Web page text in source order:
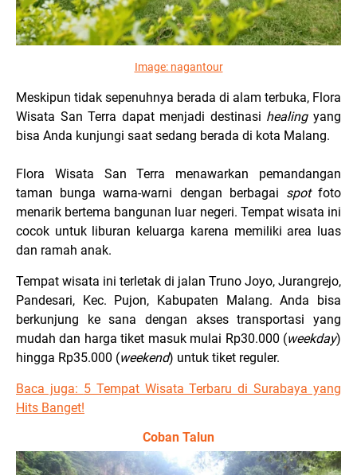
Image: nagantour
Meskipun tidak sepenuhnya berada di alam terbuka, Flora
Wisata San Terra dapat menjadi destinasi healingyang
bisa Anda kunjungi saat sedang berada di kota Malang.
Flora Wisata San Terra menawarkan pemandangan
taman bunga warna-warni dengan berbagai spotfoto
menarik bertema bangunan luar negeri. Tempat wisata ini
cocok untuk liburan keluarga karena memiliki area luas
dan ramah anak.
Tempat wisata ini terletak di jalan Truno Joyo, Jurangrejo,
Pandesari, Kec. Pujon, Kabupaten Malang. Anda bisa
berkunjung ke sana dengan akses transportasi yang
mudah dan harga tiket masuk mulai Rp30.000 (weekday)
hingga Rp35.000 (weekend) untuk tiket reguler.
Baca juga: 5 Tempat Wisata Terbaru di Surabaya yang
Hits Banget!
Coban Talun